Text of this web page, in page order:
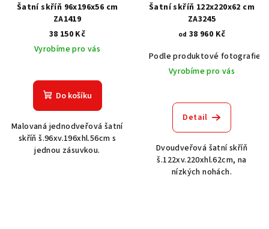
Šatní skříň 96x196x56 cm
ZA1419
38 150 Kč
Vyrobíme pro vás
Do košíku
Malovaná jednodveřová šatní
skříň š.96xv.196xhl.56cm s
jednou zásuvkou.
Šatní skříň 122x220x62 cm
ZA3245
od 38 960 Kč
Podle produktové fotografie
Vyrobíme pro vás
Detail
Dvoudveřová šatní skříň
š.122xv.220xhl.62cm, na
nízkých nohách.